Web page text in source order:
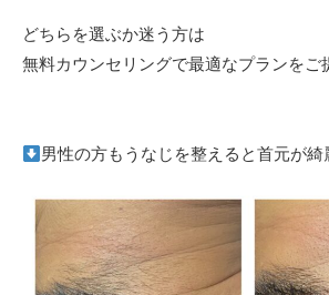
どちらを選ぶか迷う方は
無料カウンセリングで最適なプランをご
男性の方もうなじを整えると首元が綺